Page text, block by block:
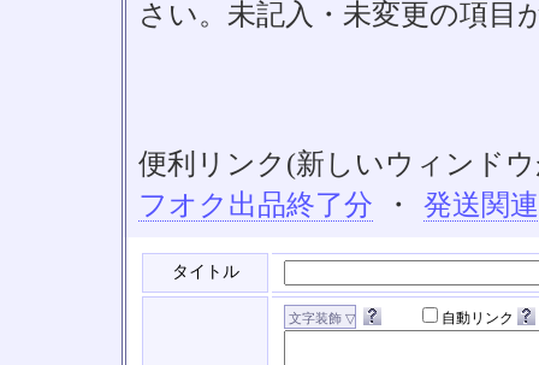
さい。未記入・未変更の項目
便利リンク(新しいウィンド
フオク出品終了分
・ 発送関
タイトル
自動リンク